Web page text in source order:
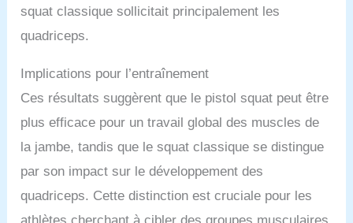
squat classique sollicitait principalement les
quadriceps.
Implications pour l’entraînement
Ces résultats suggèrent que le pistol squat peut être
plus efficace pour un travail global des muscles de
la jambe, tandis que le squat classique se distingue
par son impact sur le développement des
quadriceps. Cette distinction est cruciale pour les